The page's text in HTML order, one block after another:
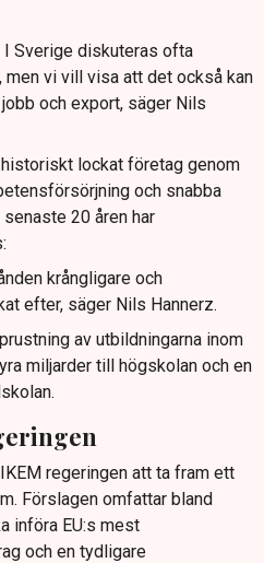
Sverige diskuteras ofta
men vi vill visa att det också kan
och export, säger Nils
lockat företag genom
och snabba
20 åren har
krångligare och
efter, säger Nils Hannerz.
av utbildningarna inom
miljarder till högskolan och en
regeringen att ta fram ett
Förslagen omfattar bland
införa EU:s mest
och en tydligare